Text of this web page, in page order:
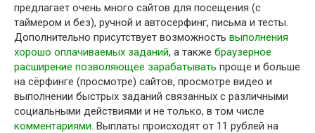
предлагает очень много сайтов для посещения (с
таймером и без), ручной и автосерфинг, письма и тесты.
Дополнительно присутствует возможность выполнения
хорошо оплачиваемых заданий, а также браузерное
расширение позволяющее зарабатывать проще и больше
на сёрфинге (просмотре) сайтов, просмотре видео и
выполнении быстрых заданий связанных с различными
социальными действиями и не только, в том числе
комментариями. Выплаты происходят от 11 рублей на